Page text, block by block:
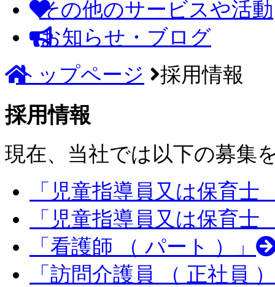
その他のサービスや活動
お知らせ・ブログ
トップページ
採用情報
採用情報
現在、当社では以下の募集
「児童指導員又は保育士
「児童指導員又は保育士
「看護師 （ パート ）」
「訪問介護員 （ 正社員